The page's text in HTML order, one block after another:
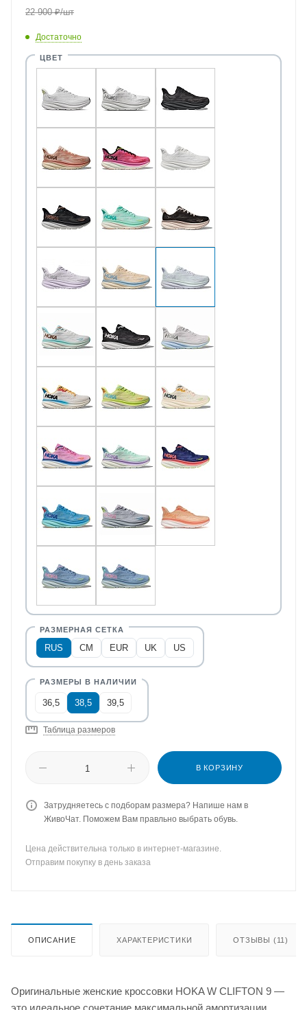
22 900₽/шт
Достаточно
RUS CM EUR UK US
36,5 38,5 39,5
Таблица размеров
В КОРЗИНУ
Затрудняетесь с подборам размера? Напише нам в
ЖивоЧат. Поможем Вам правльно выбрать обувь.
Цена действительна только в интернет-магазине.
Отправим покупку в день заказа
ОПИСАНИЕ ХАРАКТЕРИСТИКИ ОТЗЫВЫ (11)
Оригинальные женские кроссовки HOKA W CLIFTON 9 —
это идеальное сочетание максимальной амортизации,